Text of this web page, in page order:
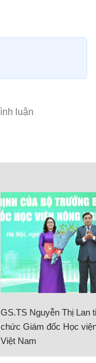
GS.TS Nguyễn Thị Lan
chức Giám đốc Học
Việt Nam